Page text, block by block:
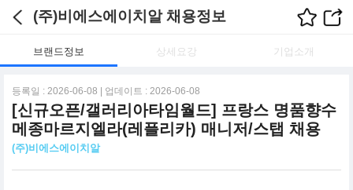
(주)비에스에이치알 채용정보
브랜드정보 상세요강 기업소개
등록일 : 2026-06-08 | 업데이트 : 2026-06-08
[신규오픈/갤러리아타임월드] 프랑스 명품향수
메종마르지엘라(레플리카) 매니저/스탭 채용
(주)비에스에이치알